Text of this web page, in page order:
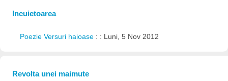
Incuietoarea
Poezie Versuri haioase : : Luni, 5 Nov 2012
Revolta unei maimute